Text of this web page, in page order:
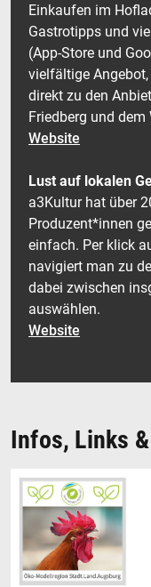
Einkaufen im
Gastrotipps und
(App-Store und
vielfältige
direkt zu den
Friedberg und
Website
Lust auf lokalen
a3Kultur hat über
Produzent*innen
einfach. Per klick
navigiert man zu
dabei zwischen
auswählen.
Website
Infos, Links